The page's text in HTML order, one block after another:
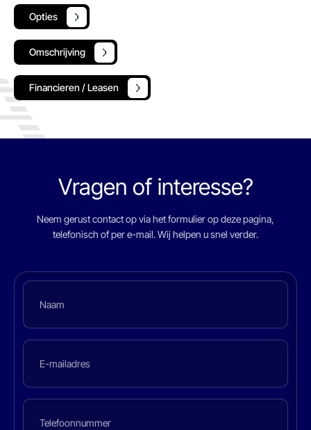
Opties
Omschrijving
Financieren / Leasen
Vragen of interesse?
Neem gerust contact op via het formulier op deze pagina,
telefonisch of per e-mail. Wij helpen u snel verder.